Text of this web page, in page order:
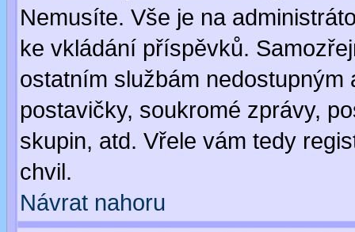
Nemusíte. Vše je na
ke vkládání příspěvků.
ostatním službám
postavičky, soukromé zprávy,
skupin, atd. Vřele vám tedy
chvil.
Návrat nahoru